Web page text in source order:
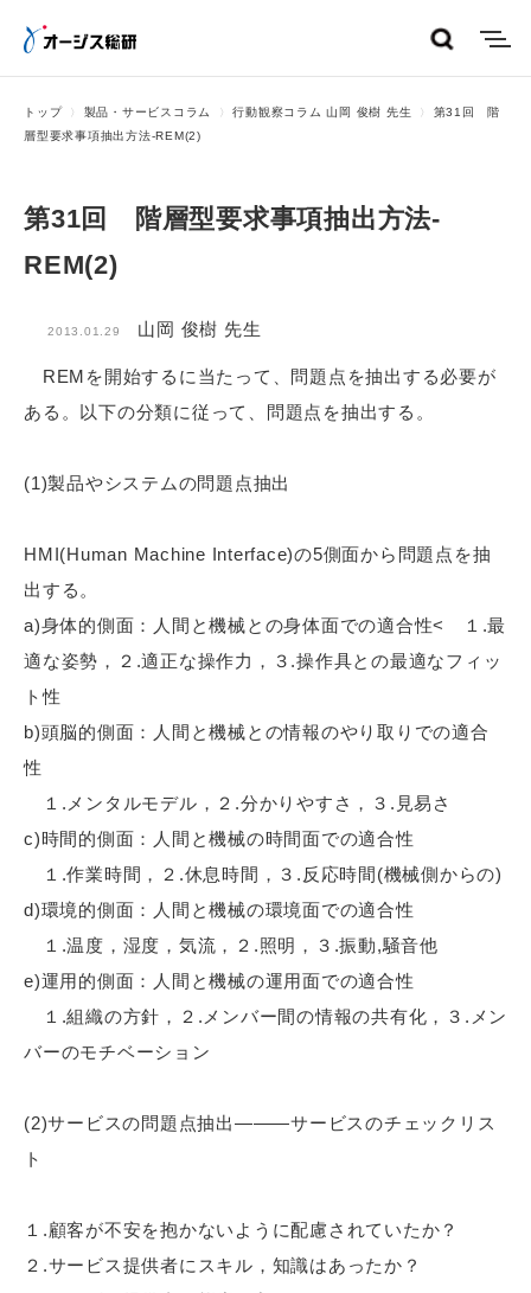
トップ 製品・サービスコラム 行動観察コラム 山岡 俊樹 先生
第31回 階
層型要求事項抽出方法-REM(2)
第31回 階層型要求事項抽出方法-
REM(2)
2013.01.29 山岡 俊樹 先生
REMを開始するに当たって、問題点を抽出する必要が
ある。以下の分類に従って、問題点を抽出する。
(1)製品やシステムの問題点抽出
HMI(Human Machine Interface)の5側面から問題点を抽
出する。
a)身体的側面：人間と機械との身体面での適合性< １.最
適な姿勢，２.適正な操作力，３.操作具との最適なフィッ
ト性
b)頭脳的側面：人間と機械との情報のやり取りでの適合
性
１.メンタルモデル，２.分かりやすさ，３.見易さ
c)時間的側面：人間と機械の時間面での適合性
１.作業時間，２.休息時間，３.反応時間(機械側からの)
d)環境的側面：人間と機械の環境面での適合性
１.温度，湿度，気流，２.照明，３.振動,騒音他
e)運用的側面：人間と機械の運用面での適合性
１.組織の方針，２.メンバー間の情報の共有化，３.メン
バーのモチベーション
(2)サービスの問題点抽出―――サービスのチェックリス
ト
１.顧客が不安を抱かないように配慮されていたか？
２.サービス提供者にスキル，知識はあったか？